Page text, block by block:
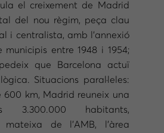
el creixement de Madrid
del nou règim, peça clau
i centralista, amb l’annexió
municipis entre 1948 i 1954;
que Barcelona actuï
Situacions paral·leles:
600 km, Madrid reuneix una
3.300.000 habitants,
de l’AMB, l’àrea